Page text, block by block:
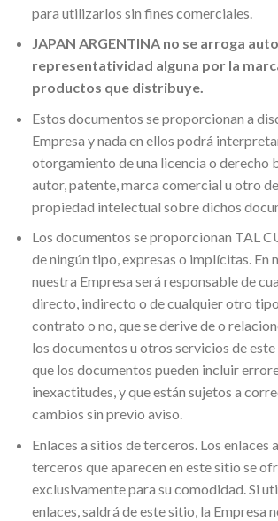
para utilizarlos sin fines comerciales.
JAPAN ARGENTINA no se arroga
representatividad alguna por la
productos que distribuye.
Estos documentos se proporcionan a
Empresa y nada en ellos podrá
otorgamiento de una licencia o derecho
autor, patente, marca comercial u otro
propiedad intelectual sobre dichos
Los documentos se proporcionan TAL
de ningún tipo, expresas o implícitas. En
nuestra Empresa será responsable de
directo, indirecto o de cualquier otro
contrato o no, que se derive de o
los documentos u otros servicios de
que los documentos pueden incluir
inexactitudes, y que están sujetos a
cambios sin previo aviso.
Enlaces a sitios de terceros. Los enlaces
terceros que aparecen en este sitio se
exclusivamente para su comodidad. Si
enlaces, saldrá de este sitio, la Empresa